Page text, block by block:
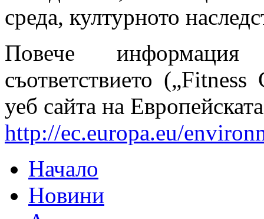
среда, културното
Повече
съответствието
уеб сайта на
http://ec.europa.eu/
Начало
Новини